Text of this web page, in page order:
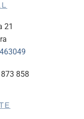
21
858